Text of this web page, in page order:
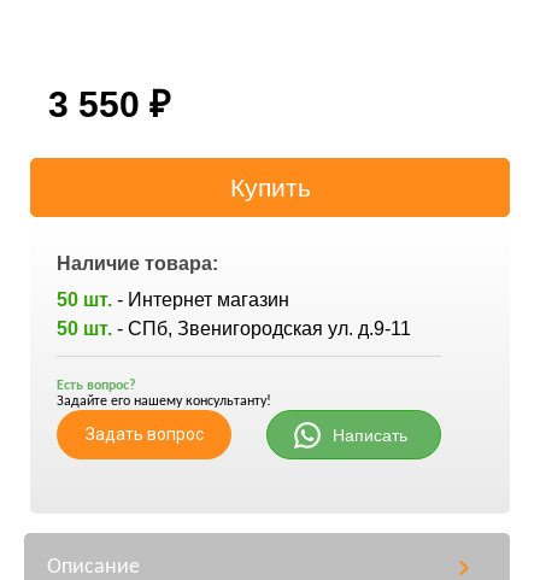
3 550 ₽
Наличие товара:
50 шт. - Интернет магазин
50 шт. - СПб, Звенигородская ул. д.9-11
Есть вопрос?
Задайте его нашему консультанту!
Задать вопрос Написать
Описание